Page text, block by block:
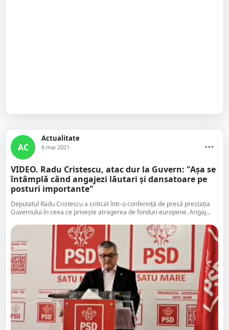
AC
Actualitate
6 mai 2021
VIDEO. Radu Cristescu, atac dur la Guvern: "Așa se
întâmplă când angajezi lăutari și dansatoare pe
posturi importante"
Deputatul Radu Cristescu a criticat într-o conferință de presă prestația
Guvernului în ceea ce privește atragerea de fonduri europene. Angaj...